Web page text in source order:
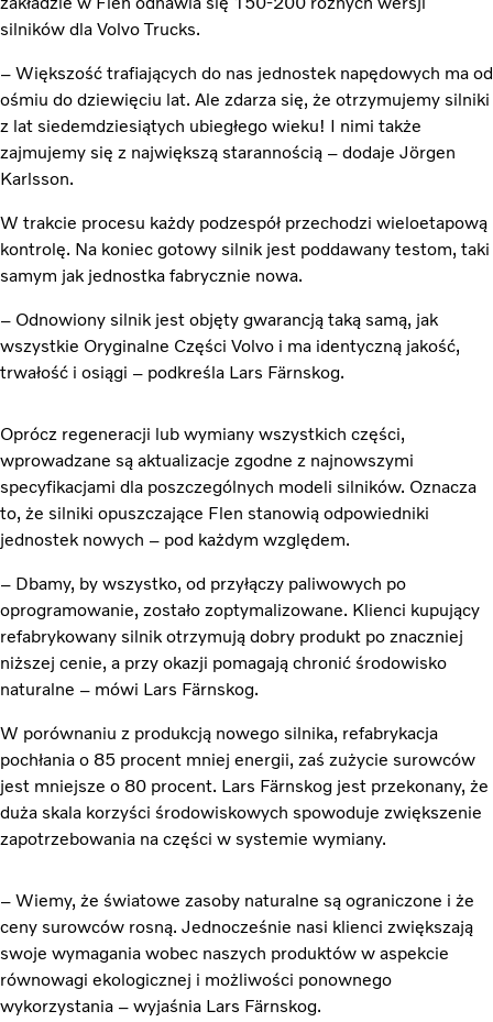
silników dla Volvo Trucks.
– Większość trafiających do nas jednostek napędowych ma od
ośmiu do dziewięciu lat. Ale zdarza się, że otrzymujemy silniki
z lat siedemdziesiątych ubiegłego wieku! I nimi także
zajmujemy się z największą starannością – dodaje Jörgen
Karlsson.
W trakcie procesu każdy podzespół przechodzi wieloetapową
kontrolę. Na koniec gotowy silnik jest poddawany testom, taki
samym jak jednostka fabrycznie nowa.
– Odnowiony silnik jest objęty gwarancją taką samą, jak
wszystkie Oryginalne Części Volvo i ma identyczną jakość,
trwałość i osiągi – podkreśla Lars Färnskog.
Oprócz regeneracji lub wymiany wszystkich części,
wprowadzane są aktualizacje zgodne z najnowszymi
specyfikacjami dla poszczególnych modeli silników. Oznacza
to, że silniki opuszczające Flen stanowią odpowiedniki
jednostek nowych – pod każdym względem.
– Dbamy, by wszystko, od przyłączy paliwowych po
oprogramowanie, zostało zoptymalizowane. Klienci kupujący
refabrykowany silnik otrzymują dobry produkt po znaczniej
niższej cenie, a przy okazji pomagają chronić środowisko
naturalne – mówi Lars Färnskog.
W porównaniu z produkcją nowego silnika, refabrykacja
pochłania o 85 procent mniej energii, zaś zużycie surowców
jest mniejsze o 80 procent. Lars Färnskog jest przekonany, że
duża skala korzyści środowiskowych spowoduje zwiększenie
zapotrzebowania na części w systemie wymiany.
– Wiemy, że światowe zasoby naturalne są ograniczone i że
ceny surowców rosną. Jednocześnie nasi klienci zwiększają
swoje wymagania wobec naszych produktów w aspekcie
równowagi ekologicznej i możliwości ponownego
wykorzystania – wyjaśnia Lars Färnskog.